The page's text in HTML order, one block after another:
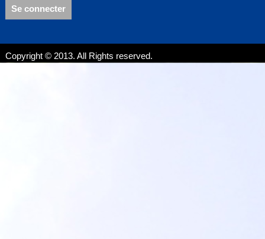
Se connecter
Copyright © 2013. All Rights reserved.